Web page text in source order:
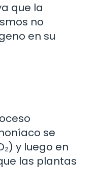
que la
no
en su
se
y luego en
las plantas